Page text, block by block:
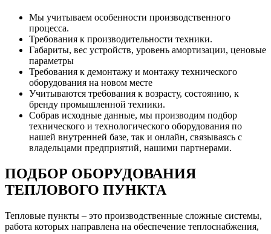
Мы учитываем особенности производственного
процесса.
Требования к производительности техники.
Габариты, вес устройств, уровень амортизации, ценовые
параметры
Требования к демонтажу и монтажу технического
оборудования на новом месте
Учитываются требования к возрасту, состоянию, к
бренду промышленной техники.
Собрав исходные данные, мы производим подбор
технического и технологического оборудования по
нашей внутренней базе, так и онлайн, связываясь с
владельцами предприятий, нашими партнерами.
ПОДБОР ОБОРУДОВАНИЯ
ТЕПЛОВОГО ПУНКТА
Тепловые пункты – это производственные сложные системы,
работа которых направлена на обеспечение теплоснабжения,